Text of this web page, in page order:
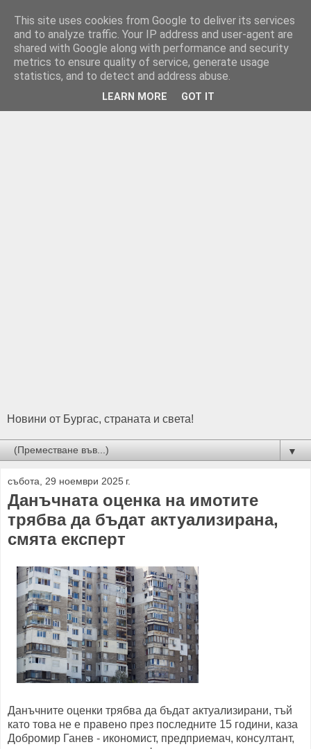
Новини от Бургас, страната и света!
▼
събота, 29 ноември 2025 г.
Данъчнaта оценкa на имотите
трябва да бъдат актуализирана,
смята експерт
Данъчните оценки трябва да бъдат актуализирани, тъй
като това не е правено през последните 15 години, каза
Добромир Ганев - икономист, предприемач, консултант,
This site uses cookies from Google to deliver its services
and to analyze traffic. Your IP address and user-agent are
shared with Google along with performance and security
metrics to ensure quality of service, generate usage
statistics, and to detect and address abuse.
LEARN MORE GOT IT